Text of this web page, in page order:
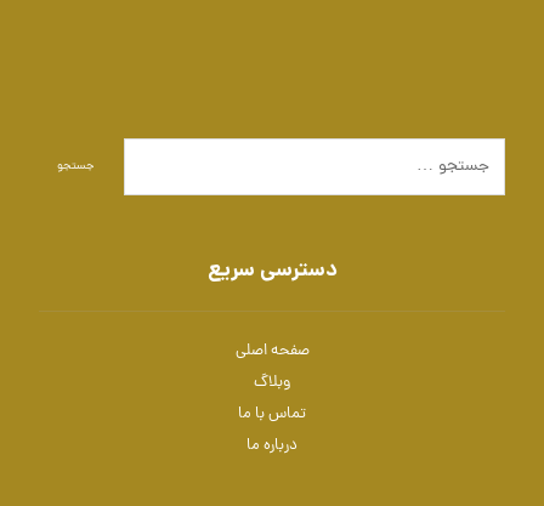
جستجو
دسترسی سریع
صفحه اصلی
وبلاگ
تماس با ما
درباره ما